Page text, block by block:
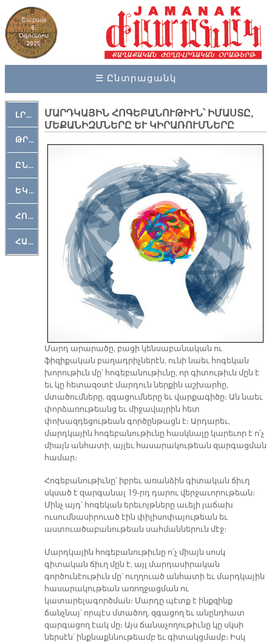
Շաբաթ
8,
Օգոստոս
2026
☰ Ընտրացանկ
ԼՐԱՀՈՍ
ԹՐՔԱՀԱՅ ԿԵԱՆՔ
ԸՆԿԵՐԱՄՇԱԿՈՒԹԱՅԻՆ
ԵԿԵՂԵՑԱԿԱՆ
ՀՈԳԵՄՏԱՒՈՐ
ՀԱՐԹԱԿ
ՄԱՐԴԿԱՅԻՆ ՀՈԳԵԲԱՆՈՒԹԻՒՆ՝ ԻՄԱՍՏԸ,
ՄԵՔԱՆԻԶՄՆԵՐԸ ԵՒ ԿԻՐԱՌՈՒՄՆԵՐԸ
Մարդ արարածը, բացի կենսաբանական ու
ֆիզիքական բաղադրիչներէն, ունի նաեւ հոգեկան
խորութիւն մը՝ հոգեբանութիւնը, որ գիտութիւն մըն է
եւ կը հետազօտէ մարդուն ներքին աշխարհը,
մտածումները, զգացումները եւ վարքագիծը։ Ան նաեւ
փորձառութեանց եւ միջավայրին հետ
փոխազդեցութեան գործընթացն է։ Արդարեւ,
մարդկային հոգեբանութիւնը հասկնալը կարեւոր է ո՛չ
միայն անհատի, այլեւ հասարակութեան զարգացման
համար։
Հոգեբանութիւնը՝ իբրեւ առանձին գիտական ճիւղ
սկսած է զարգանալ 19-րդ դարու վերջաւորութեան։
Մինչ այդ՝ հոգեկան երեւոյթները աւելի յաճախ
ուսումնասիրուած էին փիլիսոփայութեան եւ
աստուածաբանութեան սահմաններուն մէջ։
Մարդկային հոգեբանութիւնը ո՛չ միայն սոսկ
գիտական ճիւղ մըն է, այլ մարդասիրական
գործունէութիւն մը՝ ուղղուած անհատի եւ մարդկային
հասարակութեան առողջացման ու
կատարելագործման։ Մարդը պէտք է ինքզինք
ճանչնայ՝ որպէս մտածող, զգացող եւ անընդհատ
զարգացող էակ մը։ Այս ճանաչողութիւնը կը սկսի
ներսէն՝ ինքնաքննութեամբ եւ գիտակցմամբ։ Իսկ